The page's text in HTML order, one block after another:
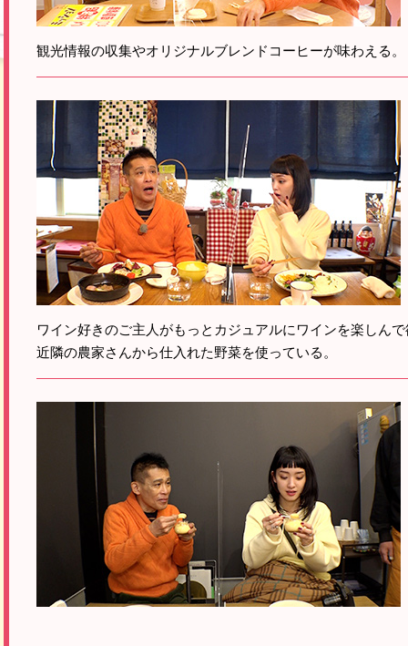
観光情報の収集やオリジナルブレンドコーヒーが味わえる。
ワイン好きのご主人がもっとカジュアルにワインを楽しん
近隣の農家さんから仕入れた野菜を使っている。